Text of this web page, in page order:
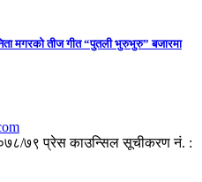
मगरको तीज गीत “पुतली भुरुभुरु” बजारमा
७९ प्रेस काउन्सिल सूचीकरण नं. :